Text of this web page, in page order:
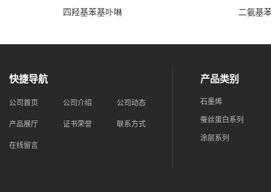
四羟基苯基卟啉 二氨基
快捷导航
公司首页 公司介绍 公司动态
产品展厅 证书荣誉 联系方式
在线留言
产品类别
石墨烯
蚕丝蛋白系列
涂层系列